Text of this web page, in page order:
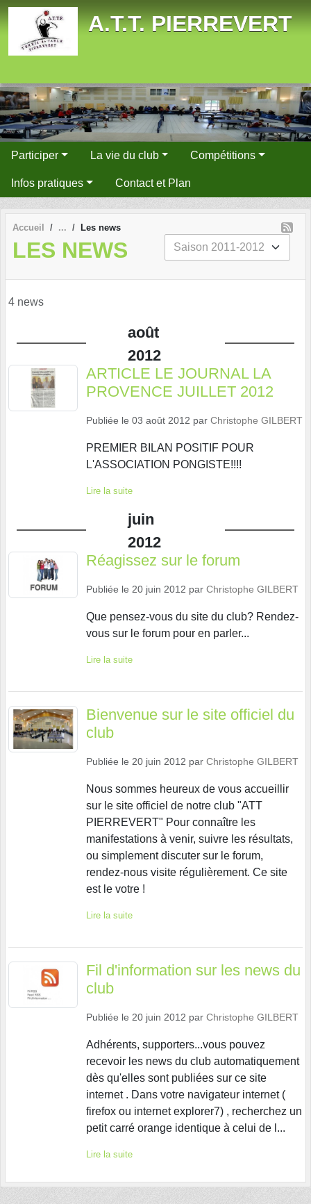
A.T.T. PIERREVERT
Participer La vie du club Compétitions
Infos pratiques Contact et Plan
Accueil Les news
LES NEWS
4 news
août
2012
ARTICLE LE JOURNAL LA
PROVENCE JUILLET 2012
Publiée le 03 août 2012 par Christophe GILBERT
PREMIER BILAN POSITIF POUR
L'ASSOCIATION PONGISTE!!!!
Lire la suite
juin
2012
Réagissez sur le forum
Publiée le 20 juin 2012 par Christophe GILBERT
Que pensez-vous du site du club? Rendez-
vous sur le forum pour en parler...
Lire la suite
Bienvenue sur le site officiel du
club
Publiée le 20 juin 2012 par Christophe GILBERT
Nous sommes heureux de vous accueillir
sur le site officiel de notre club "ATT
PIERREVERT" Pour connaître les
manifestations à venir, suivre les résultats,
ou simplement discuter sur le forum,
rendez-nous visite régulièrement. Ce site
est le votre !
Lire la suite
Fil d'information sur les news du
club
Publiée le 20 juin 2012 par Christophe GILBERT
Adhérents, supporters...vous pouvez
recevoir les news du club automatiquement
dès qu'elles sont publiées sur ce site
internet . Dans votre navigateur internet (
firefox ou internet explorer7) , recherchez un
petit carré orange identique à celui de l...
Lire la suite
Panneau de gestion des cookies